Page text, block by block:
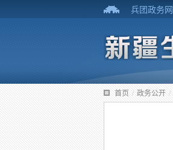
兵团政务网
首页 / 政务公开 /